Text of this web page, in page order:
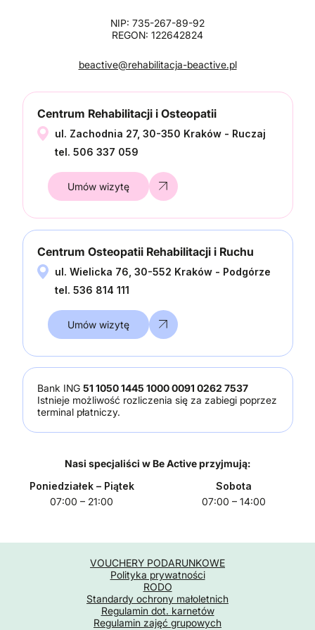
NIP: 735-267-89-92
REGON: 122642824
beactive@rehabilitacja-beactive.pl
Centrum Rehabilitacji i Osteopatii
ul. Zachodnia 27, 30-350 Kraków - Ruczaj
tel. 506 337 059
Umów wizytę
Centrum Osteopatii Rehabilitacji i Ruchu
ul. Wielicka 76, 30-552 Kraków - Podgórze
tel. 536 814 111
Umów wizytę
Bank ING 51 1050 1445 1000 0091 0262 7537
Istnieje możliwość rozliczenia się za zabiegi poprzez
terminal płatniczy.
Nasi specjaliści w Be Active przyjmują:
Poniedziałek – Piątek
07:00 – 21:00
Sobota
07:00 – 14:00
VOUCHERY PODARUNKOWE
Polityka prywatności
RODO
Standardy ochrony małoletnich
Regulamin dot. karnetów
Regulamin zajęć grupowych